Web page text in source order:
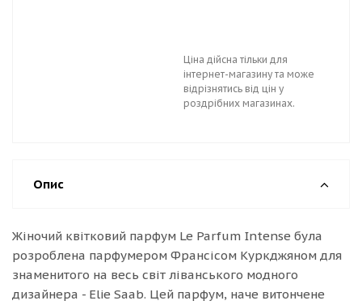
Ціна дійсна тільки для
інтернет-магазину та може
відрізнятись від цін у
роздрібних магазинах.
Опис
Жіночий квітковий парфум Le Parfum Intense була
розроблена парфумером Франсісом Куркджяном для
знаменитого на весь світ ліванського модного
дизайнера - Elie Saab. Цей парфум, наче витончене